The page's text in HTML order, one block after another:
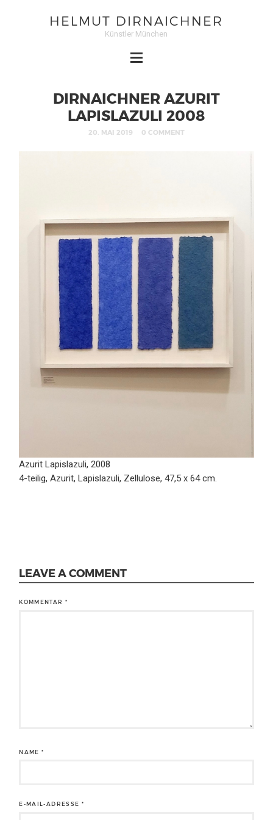
HELMUT DIRNAICHNER
Künstler München
DIRNAICHNER AZURIT
LAPISLAZULI 2008
20. MAI 2019 0 COMMENT
Azurit Lapislazuli, 2008
4-teilig, Azurit, Lapislazuli, Zellulose, 47,5 x 64 cm.
LEAVE A COMMENT
KOMMENTAR *
NAME*
E-MAIL-ADRESSE *